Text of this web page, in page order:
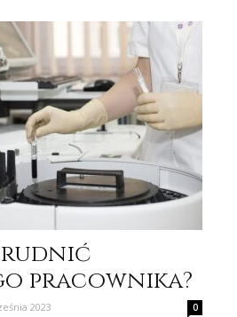
pracownika?
2023 0